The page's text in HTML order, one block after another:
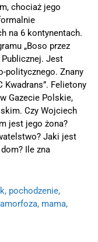
chociaż jego
na 6 kontynentach.
„Boso przez
Jest
politycznego. Znany
Kwadrans”. Felietony
Gazecie Polskie,
Czy Wojciech
jest jego żona?
Jaki jest
Ile zna
pochodzenie,
mama,